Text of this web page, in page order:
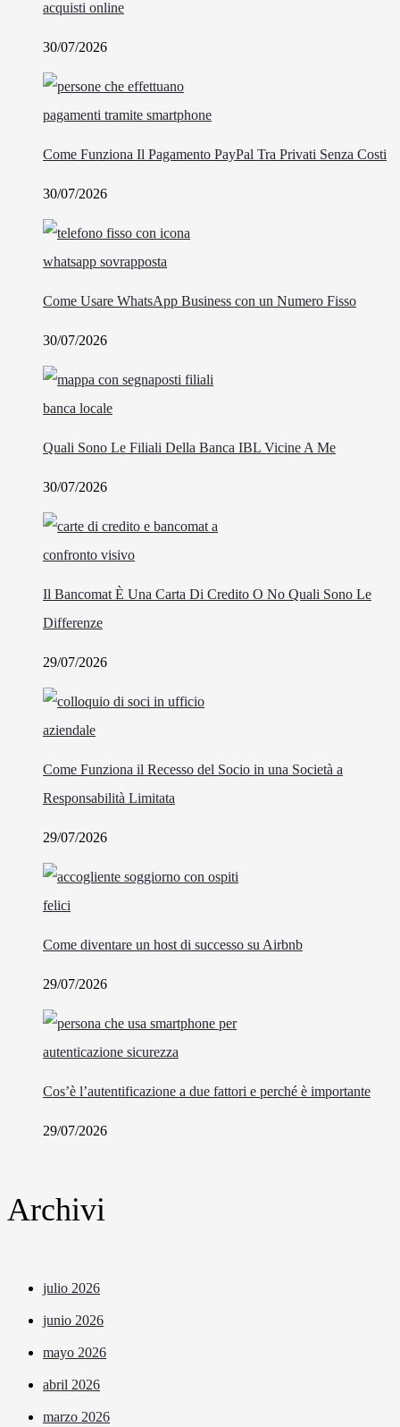
acquisti online
30/07/2026
Come Funziona Il Pagamento PayPal Tra Privati Senza Costi
30/07/2026
Come Usare WhatsApp Business con un Numero Fisso
30/07/2026
Quali Sono Le Filiali Della Banca IBL Vicine A Me
30/07/2026
Il Bancomat È Una Carta Di Credito O No Quali Sono Le
Differenze
29/07/2026
Come Funziona il Recesso del Socio in una Società a
Responsabilità Limitata
29/07/2026
Come diventare un host di successo su Airbnb
29/07/2026
Cos’è l’autentificazione a due fattori e perché è importante
29/07/2026
Archivi
julio 2026
junio 2026
mayo 2026
abril 2026
marzo 2026